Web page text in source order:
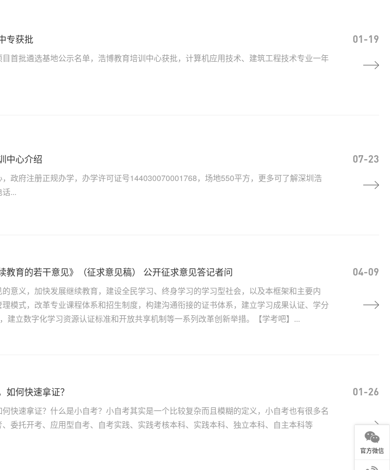
专获批 01-19
首批遴选基地公示名单，浩博教育培训中心获批，计算机应用技术、建筑工程技术专业一年
中心介绍 07-23
政府注册正规办学，办学许可证号144030070001768，场地550平方，更多可了解深圳浩
...
教育的若干意见》（征求意见稿） 公开征求意见答记者问 04-09
意义，加快发展继续教育，建设全民学习、终身学习的学习型社会，以及本框架和主要内
模式，改革专业课程体系和招生制度，构建沟通衔接的证书体系，建立学习成果认证、学分
建立数字化学习资源认证标准和开放共享机制等一系列改革创新举措。【学考吧】...
如何快速拿证？ 01-26
快速拿证？什么是小自考？小自考其实是一个比较复杂而且模糊的定义，小自考也有很多名
委托开考、应用型自考、自考实践、实践考核本科、实践本科、独立本科、自主本科等
官方微信